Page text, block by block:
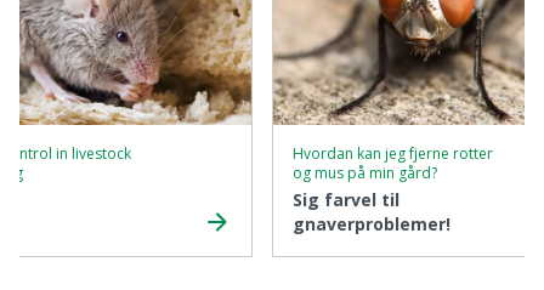
control in livestock
Hvordan kan jeg fjerne rotter
og mus på min gård?
Sig farvel til
gnaverproblemer!